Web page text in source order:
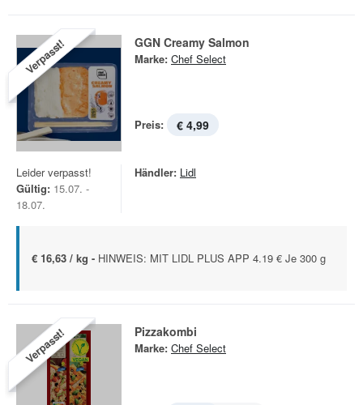
Verpasst! GGN Creamy Salmon
Marke: Chef Select
Preis: € 4,99
Leider verpasst!
Gültig: 15.07. -
18.07.
Händler: Lidl
€ 16,63 / kg - HINWEIS: MIT LIDL PLUS APP 4.19 € Je 300 g
Verpasst! Pizzakombi
Marke: Chef Select